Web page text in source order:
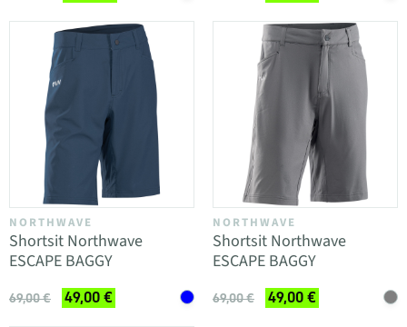
NORTHWAVE
Shortsit Northwave
ESCAPE BAGGY
69,00 € 49,00 €
NORTHWAVE
Shortsit Northwave
ESCAPE BAGGY
69,00 € 49,00 €